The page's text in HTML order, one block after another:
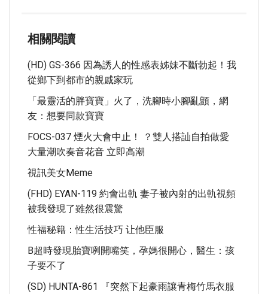
相關閱讀
(HD) GS-366 因為誘人的性感表姊妹不斷勃起！我
從鄉下到都市的親戚家玩
「最靈活的胖寶寶」火了，洗腳時小腳亂顫，網
友：想要同款寶寶
FOCS-037 煙火大會中止！ ？雙人搭訕自拍做愛
大量潮吹奏音花音 立即高潮
視訊美女meme
(FHD) EYAN-119 約會出軌 妻子被內射的出軌視頻
被我發現了雖然很震驚
性福秘籍：性生活技巧 让他臣服
B超時發現胎寶咧開嘴笑，孕媽很開心，醫生：孩
子要不了
(SD) HUNTA-861 『突然下起豪雨讓青梅竹馬衣服